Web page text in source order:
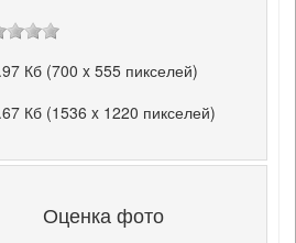
Кб (700 x 555 пикселей)
Кб (1536 x 1220 пикселей)
Оценка фото